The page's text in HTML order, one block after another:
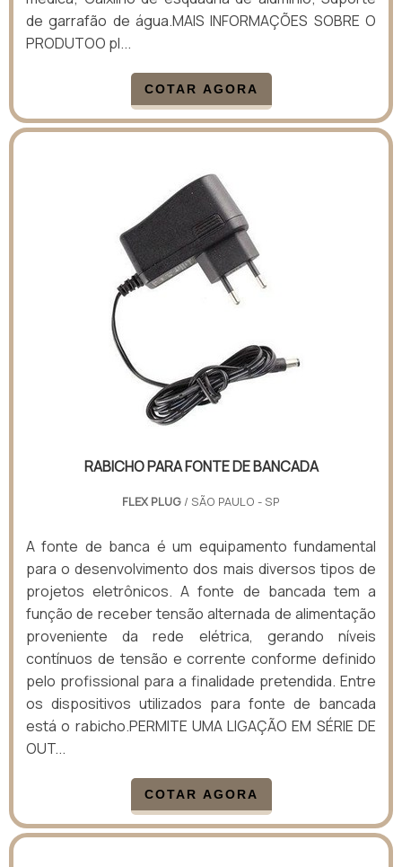
de garrafão de água.MAIS INFORMAÇÕES SOBRE O
PRODUTOO pl...
COTAR AGORA
RABICHO PARA FONTE DE BANCADA
FLEX PLUG / SÃO PAULO - SP
A fonte de banca é um equipamento fundamental
para o desenvolvimento dos mais diversos tipos de
projetos eletrônicos. A fonte de bancada tem a
função de receber tensão alternada de alimentação
proveniente da rede elétrica, gerando níveis
contínuos de tensão e corrente conforme definido
pelo profissional para a finalidade pretendida. Entre
os dispositivos utilizados para fonte de bancada
está o rabicho.PERMITE UMA LIGAÇÃO EM SÉRIE DE
OUT...
COTAR AGORA